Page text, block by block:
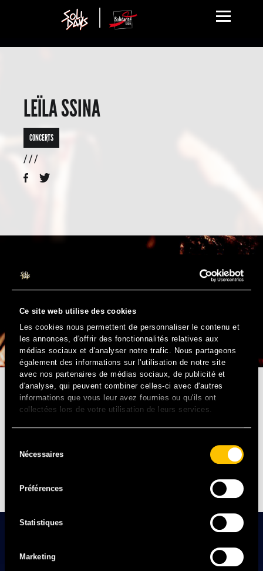
Ce site web utilise des cookies
Les cookies nous permettent de personnaliser le contenu et
les annonces, d'offrir des fonctionnalités relatives aux
médias sociaux et d'analyser notre trafic. Nous partageons
également des informations sur l'utilisation de notre site
avec nos partenaires de médias sociaux, de publicité et
d'analyse, qui peuvent combiner celles-ci avec d'autres
informations que vous leur avez fournies ou qu'ils ont
collectées lors de votre utilisation de leurs services.
duNécessaires
Préférences
Statistiques
Marketing
LEÏLA SSINA
CONCERTS
/ / /
POP – FR
et les textes mêlent ironie et optimisme. La jeune
chanteuse n’a pas la langue dans sa poche et croque la
de près !